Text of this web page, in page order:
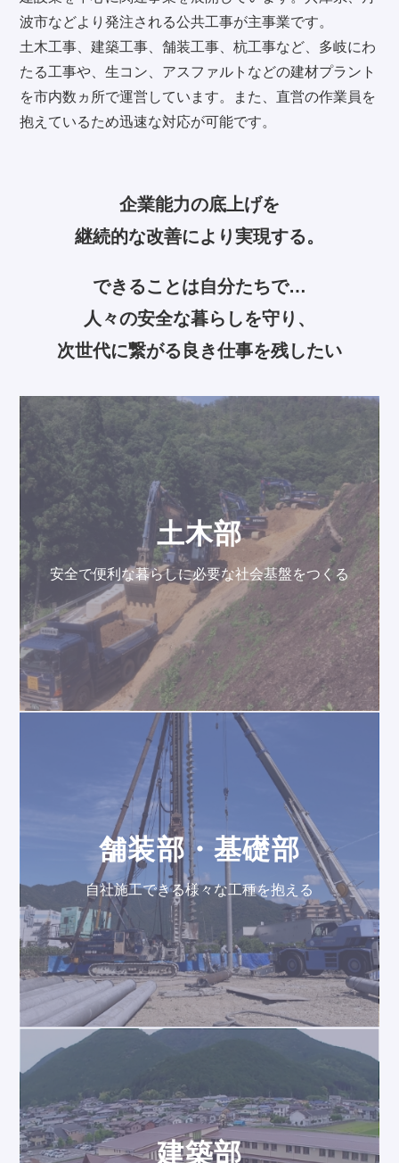
企業能力の底上げを
継続的な改善により実現する。
できることは自分たちで…
人々の安全な暮らしを守り、
次世代に繋がる良き仕事を残したい
波市などより発注される公共工事が主事業です。
土木工事、建築工事、舗装工事、杭工事など、多岐にわ
たる工事や、生コン、アスファルトなどの建材プラント
を市内数ヵ所で運営しています。また、直営の作業員を
抱えているため迅速な対応が可能です。
土木部
安全で便利な暮らしに必要な社会基盤をつくる
舗装部・基礎部
⾃社施⼯できる様々な⼯種を抱える
建築部